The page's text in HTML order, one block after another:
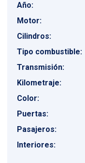
Año:
Motor:
Cilindros:
Tipo combustible:
Transmisión:
Kilometraje:
Color:
Puertas:
Pasajeros:
Interiores: